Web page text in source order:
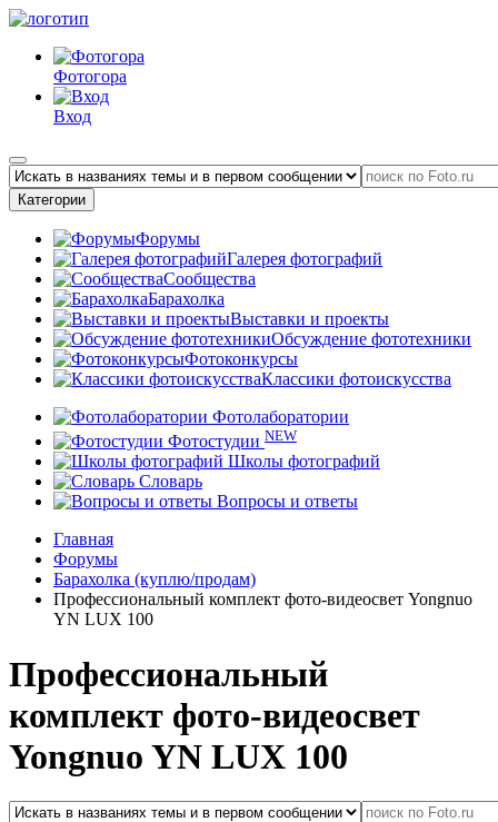
Фотогора
Вход
Категории
Форумы
Галерея фотографий
Сообщества
Барахолка
Выставки и проекты
Обсуждение фототехники
Фотоконкурсы
Классики фотоискусства
Фотолаборатории
Фотостудии NEW
Школы фотографий
Словарь
Вопросы и ответы
Главная
Форумы
Барахолка (куплю/продам)
Профессиональный комплект фото-видеосвет Yongnuo
YN LUX 100
Профессиональный
комплект фото-видеосвет
Yongnuo YN LUX 100